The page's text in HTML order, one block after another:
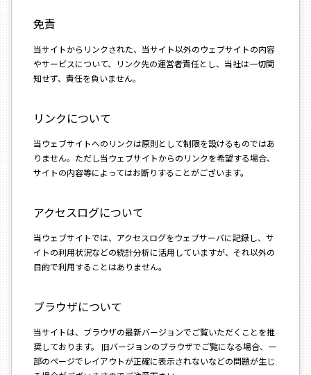
免責
当サイトからリンクされた、当サイト以外のウェブサイトの内容
やサービスについて、リンク先の運営者責任とし、当社は一切関
知せず、責任を負いません。
リンクについて
当ウェブサイトへのリンクは原則として制限を設けるものではあ
りません。ただし当ウェブサイトからのリンクを希望する場合、
サイトの内容等によってはお断りすることがございます。
アクセスログについて
当ウェブサイトでは、アクセスログをウェブサーバに記録し、サ
イトの利用状況などの統計分析に活用していますが、それ以外の
目的で利用することはありません。
ブラウザについて
当サイトは、ブラウザの最新バージョンでご覧いただくことを推
奨しております。 旧バージョンのブラウザでご覧になる場合、一
部のページでレイアウトが正確に表示されないなどの問題が生じ